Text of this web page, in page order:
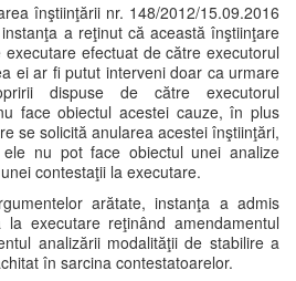
înştiinţării nr. 148/2012/15.09.2016
a reţinut că această înştiinţare
efectuat de către executorul
ei ar fi putut interveni doar ca urmare
dispuse de către executorul
face obiectul acestei cauze, în plus
se solicită anularea acestei înştiinţări,
nu pot face obiectul unei analize
contestaţii la executare.
arătate, instanţa a admis
executare reţinând amendamentul
analizării modalităţii de stabilire a
în sarcina contestatoarelor.